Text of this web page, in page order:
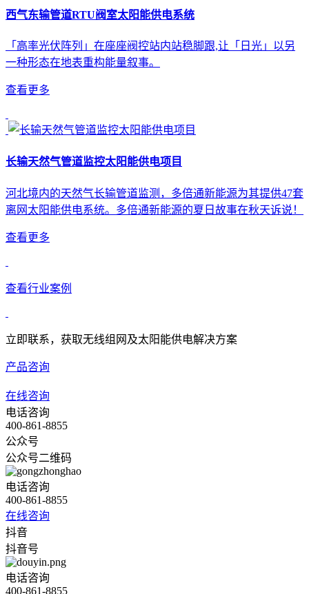
西气东输管道RTU阀室太阳能供电系统
「高率光伏阵列」在座座阀控站内站稳脚跟,让「日光」以另
一种形态在地表重构能量叙事。
查看更多
长输天然气管道监控太阳能供电项目
河北境内的天然气长输管道监测，多倍通新能源为其提供47套
离网太阳能供电系统。多倍通新能源的夏日故事在秋天诉说！
查看更多
查看行业案例
立即联系，获取无线组网及太阳能供电解决方案
产品咨询
在线咨询
电话咨询
400-861-8855
公众号
公众号二维码
电话咨询
400-861-8855
在线咨询
抖音
抖音号
电话咨询
400-861-8855